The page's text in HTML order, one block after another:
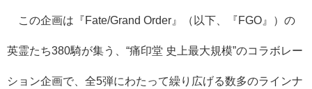
この企画は『Fate/Grand Order』（以下、『FGO』）の
英霊たち380騎が集う、“痛印堂 史上最大規模”のコラボレー
ション企画で、全5弾にわたって繰り広げる数多のラインナ